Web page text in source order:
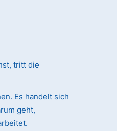
tritt die
Es handelt sich
geht,